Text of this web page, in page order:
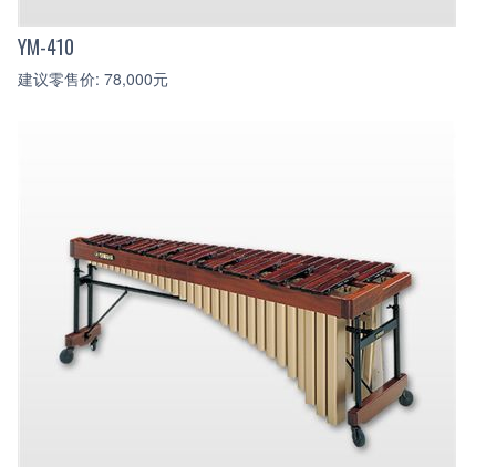
YM-410
建议零售价: 78,000元